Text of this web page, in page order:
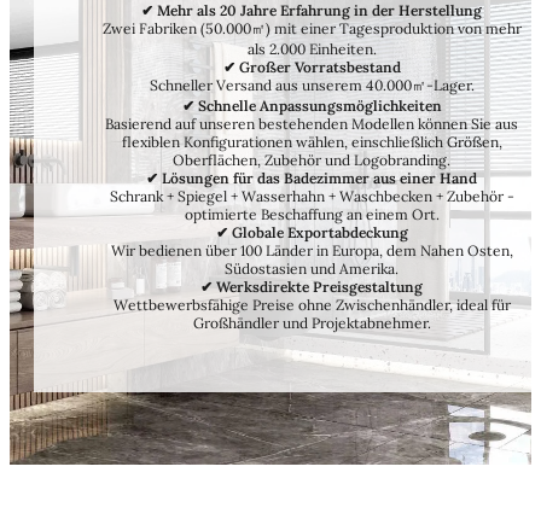
✔ Mehr als 20 Jahre Erfahrung in der Herstellung
Zwei Fabriken (50.000㎡) mit einer Tagesproduktion von mehr
als 2.000 Einheiten.
✔ Großer Vorratsbestand
Schneller Versand aus unserem 40.000㎡-Lager.
✔ Schnelle Anpassungsmöglichkeiten
Basierend auf unseren bestehenden Modellen können Sie aus
flexiblen Konfigurationen wählen, einschließlich Größen,
Oberflächen, Zubehör und Logobranding.
✔ Lösungen für das Badezimmer aus einer Hand
Schrank + Spiegel + Wasserhahn + Waschbecken + Zubehör -
optimierte Beschaffung an einem Ort.
✔ Globale Exportabdeckung
Wir bedienen über 100 Länder in Europa, dem Nahen Osten,
Südostasien und Amerika.
✔ Werksdirekte Preisgestaltung
Wettbewerbsfähige Preise ohne Zwischenhändler, ideal für
Großhändler und Projektabnehmer.